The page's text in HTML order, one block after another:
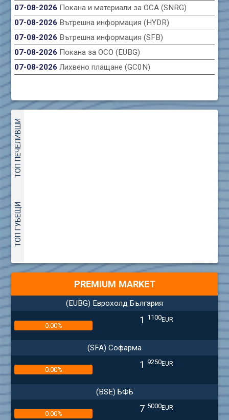
07-08-2026 Покана и материали за ОСА (SNRG)
07-08-2026 Вътрешна информация (HYDR)
07-08-2026 Вътрешна информация (SFB)
07-08-2026 Покана за ОСО (EUBG)
07-08-2026Лихвено плащане (GC0N)
ТОП ПЕЧЕЛИВШИ
ТОП ГУБЕЩИ
PREMIUM MARKET
(EUBG) Еврохолд България
0.00% 1 1100EUR
(SFA) Софарма
0.00% 1 9250EUR
(BSE) БФБ
0.00% 7 5000EUR